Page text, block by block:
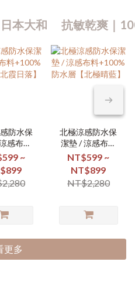
本大和 抗敏乾爽｜
防水保
感布料
防水層
日落】
~
北極涼感防水保
潔墊 / 涼感布料
+100%防水層
【北極晴藍】
NT$599 ~
NT$899
NT$2,280
更多